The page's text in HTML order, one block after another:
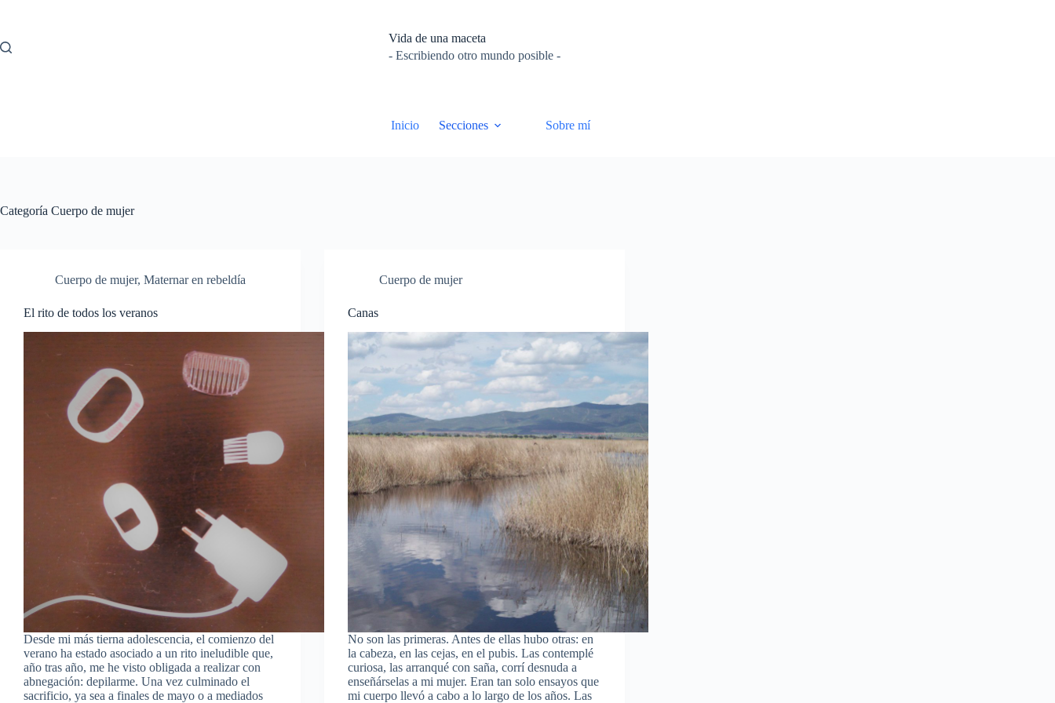
Vida de una maceta
- Escribiendo otro mundo posible -
Inicio Secciones Sobre mí
Categoría Cuerpo de mujer
Cuerpo de mujer, Maternar en rebeldía
El rito de todos los veranos
Desde mi más tierna adolescencia, el comienzo del
verano ha estado asociado a un rito ineludible que,
año tras año, me he visto obligada a realizar con
abnegación: depilarme. Una vez culminado el
sacrificio, ya sea a finales de mayo o a mediados
Cuerpo de mujer
Canas
No son las primeras. Antes de ellas hubo otras: en
la cabeza, en las cejas, en el pubis. Las contemplé
curiosa, las arranqué con saña, corrí desnuda a
enseñárselas a mi mujer. Eran tan solo ensayos que
mi cuerpo llevó a cabo a lo largo de los años. Las